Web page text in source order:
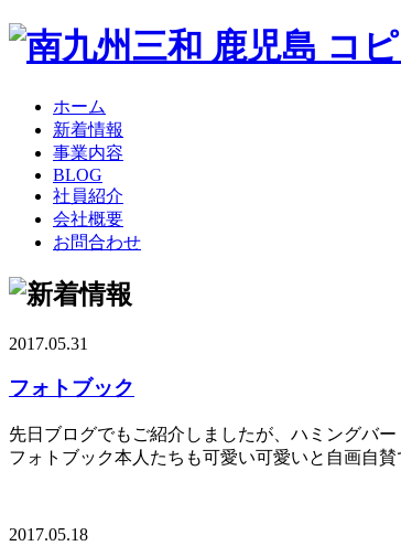
ホーム
新着情報
事業内容
BLOG
社員紹介
会社概要
お問合わせ
2017.05.31
フォトブック
先日ブログでもご紹介しましたが、ハミングバ
フォトブック本人たちも可愛い可愛いと自画自
2017.05.18